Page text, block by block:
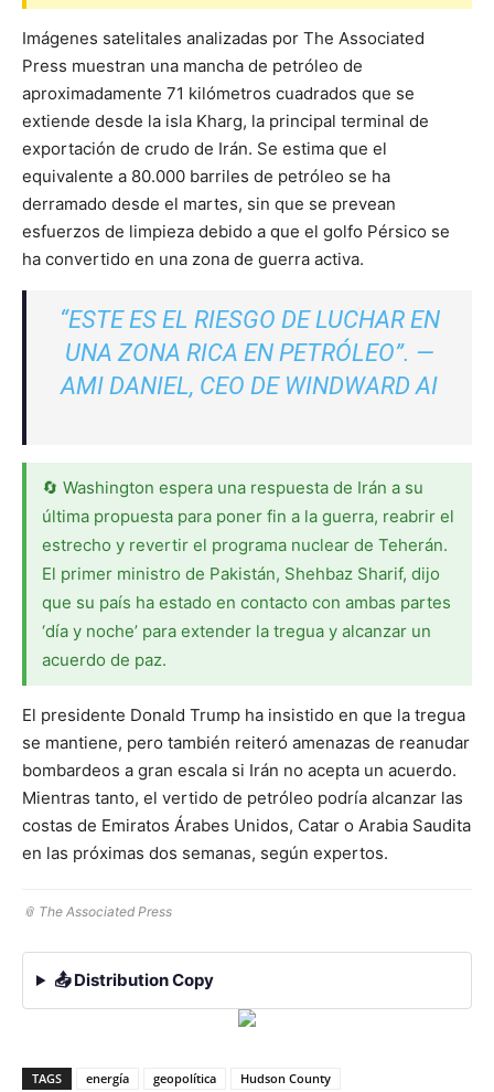
Imágenes satelitales analizadas por The Associated
Press muestran una mancha de petróleo de
aproximadamente 71 kilómetros cuadrados que se
extiende desde la isla Kharg, la principal terminal de
exportación de crudo de Irán. Se estima que el
equivalente a 80.000 barriles de petróleo se ha
derramado desde el martes, sin que se prevean
esfuerzos de limpieza debido a que el golfo Pérsico se
ha convertido en una zona de guerra activa.
“ESTE ES EL RIESGO DE LUCHAR EN
UNA ZONA RICA EN PETRÓLEO”. —
AMI DANIEL, CEO DE WINDWARD AI
🔄 Washington espera una respuesta de Irán a su
última propuesta para poner fin a la guerra, reabrir el
estrecho y revertir el programa nuclear de Teherán.
El primer ministro de Pakistán, Shehbaz Sharif, dijo
que su país ha estado en contacto con ambas partes
‘día y noche’ para extender la tregua y alcanzar un
acuerdo de paz.
El presidente Donald Trump ha insistido en que la tregua
se mantiene, pero también reiteró amenazas de reanudar
bombardeos a gran escala si Irán no acepta un acuerdo.
Mientras tanto, el vertido de petróleo podría alcanzar las
costas de Emiratos Árabes Unidos, Catar o Arabia Saudita
en las próximas dos semanas, según expertos.
📎 The Associated Press
📤 Distribution Copy
TAGS energía geopolítica Hudson County